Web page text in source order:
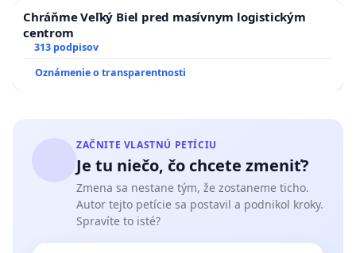
Chráňme Veľký Biel pred masívnym logistickým
centrom
313 podpisov
Oznámenie o transparentnosti
ZAČNITE VLASTNÚ PETÍCIU
Je tu niečo, čo chcete zmeniť?
Zmena sa nestane tým, že zostaneme ticho.
Autor tejto petície sa postavil a podnikol kroky.
Spravíte to isté?